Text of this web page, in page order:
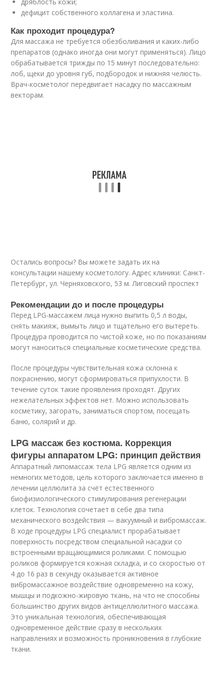
дефицит собственного коллагена и эластина.
Как проходит процедура?
Для массажа не требуется обезболивания и каких-либо
препаратов (однако иногда они могут применяться). Лицо
обрабатывается трижды по 15 минут последовательно:
лоб, щеки до уровня губ, подбородок и нижняя челюсть.
Врач-косметолог передвигает насадку по массажным
векторам.
Остались вопросы? Вы можете задать их на
консультации нашему косметологу. Адрес клиники: Санкт-
Петербург, ул. Черняховского, 53 м. Лиговский проспект
Рекомендации до и после процедуры
Перед LPG-массажем лица нужно выпить 0,5 л воды,
снять макияж, вымыть лицо и тщательно его вытереть.
Процедура проводится по чистой коже, но по показаниям
могут наноситься специальные косметические средства.
После процедуры чувствительная кожа склонна к
покраснению, могут сформироваться припухлости. В
течение суток такие проявления проходят. Других
нежелательных эффектов нет. Можно использовать
косметику, загорать, заниматься спортом, посещать
баню, солярий и др.
LPG массаж без костюма. Коррекция
фигуры аппаратом LPG: принцип действия
Аппаратный липомассаж тела LPG является одним из
немногих методов, цель которого заключается именно в
лечении целлюлита за счёт естественного
биофизиологического стимулирования регенерации
клеток. Технология сочетает в себе два типа
механического воздействия — вакуумный и вибромассаж.
В ходе процедуры LPG специалист прорабатывает
поверхность посредством специальной насадки со
встроенными вращающимися роликами. С помощью
роликов формируется кожная складка, и со скоростью от
4 до 16 раз в секунду оказывается активное
вибромассажное воздействие одновременно на кожу,
мышцы и подкожно-жировую ткань, на что не способны
большинство других видов антицеллюлитного массажа.
Это уникальная технология, обеспечивающая
одновременное действие сразу в нескольких
направлениях и возможность проникновения в глубокие
ткани.